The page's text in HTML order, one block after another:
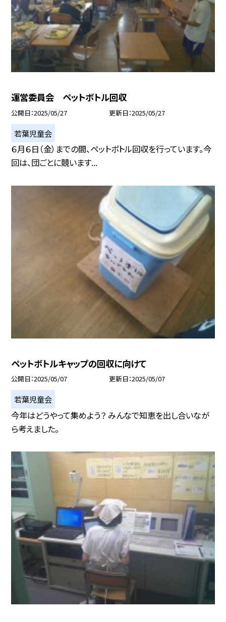
運営委員会 ペットボトル回収
公開日 2025/05/27 更新日 2025/05/27
若葉児童会
６月６日（金）までの間、ペットボトル回収を行っています。今
回は、団ごとに競います...
ペットボトルキャップの回収に向けて
公開日 2025/05/07 更新日 2025/05/07
若葉児童会
今年はどうやって集めよう？ みんなで知恵を出し合いなが
ら考えました。